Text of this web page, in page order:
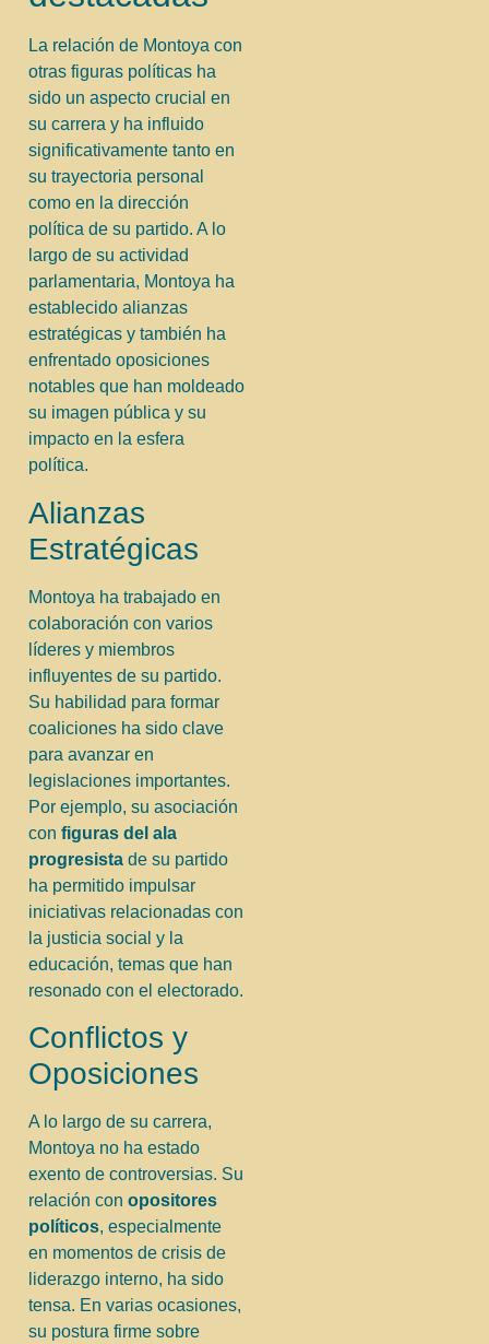
La relación de Montoya con
otras figuras políticas ha
sido un aspecto crucial en
su carrera y ha influido
significativamente tanto en
su trayectoria personal
como en la dirección
política de su partido. A lo
largo de su actividad
parlamentaria, Montoya ha
establecido alianzas
estratégicas y también ha
enfrentado oposiciones
notables que han moldeado
su imagen pública y su
impacto en la esfera
política.
Alianzas
Estratégicas
Montoya ha trabajado en
colaboración con varios
líderes y miembros
influyentes de su partido.
Su habilidad para formar
coaliciones ha sido clave
para avanzar en
legislaciones importantes.
Por ejemplo, su asociación
con figuras del ala
progresista de su partido
ha permitido impulsar
iniciativas relacionadas con
la justicia social y la
educación, temas que han
resonado con el electorado.
Conflictos y
Oposiciones
A lo largo de su carrera,
Montoya no ha estado
exento de controversias. Su
relación con opositores
políticos, especialmente
en momentos de crisis de
liderazgo interno, ha sido
tensa. En varias ocasiones,
su postura firme sobre